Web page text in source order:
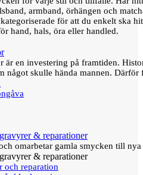
armband, örhängen och
för att du enkelt ska
hand, hals, öra eller handled.
är en investering på framtiden.
något skulle hända mannen.
& reparationer
omarbetar gamla smycken till
& reparationer
och reparation